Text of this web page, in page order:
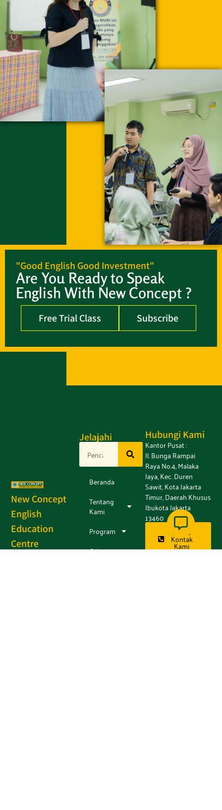
"Good English Good Investment"
Are You Ready to Speak
English With New Concept ?
Free Trial Class Subscribe
New Concept
English
Education
Centre
Jelajahi
Beranda
Tentang
Kami
Program
Cabang
Hubungi Kami
Kantor Pusat :
Jl. Bunga Rampai
Raya No.4, Malaka
Jaya, Kec. Duren
Sawit, Kota Jakarta
Timur, Daerah Khusus
Ibukota Jakarta
13460
Daftar
Kontak
Kami